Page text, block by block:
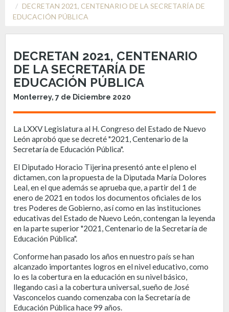
DECRETAN 2021, CENTENARIO DE LA SECRETARÍA DE
EDUCACIÓN PÚBLICA
DECRETAN 2021, CENTENARIO
DE LA SECRETARÍA DE
EDUCACIÓN PÚBLICA
Monterrey, 7 de Diciembre 2020
La LXXV Legislatura al H. Congreso del Estado de Nuevo
León aprobó que se decreté "2021, Centenario de la
Secretaría de Educación Pública".
El Diputado Horacio Tijerina presentó ante el pleno el
dictamen, con la propuesta de la Diputada María Dolores
Leal, en el que además se aprueba que, a partir del 1 de
enero de 2021 en todos los documentos oficiales de los
tres Poderes de Gobierno, así como en las instituciones
educativas del Estado de Nuevo León, contengan la leyenda
en la parte superior "2021, Centenario de la Secretaría de
Educación Pública".
Conforme han pasado los años en nuestro país se han
alcanzado importantes logros en el nivel educativo, como
lo es la cobertura en la educación en su nivel básico,
llegando casi a la cobertura universal, sueño de José
Vasconcelos cuando comenzaba con la Secretaría de
Educación Pública hace 99 años.